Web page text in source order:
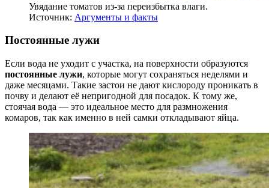
Увядание томатов из-за переизбытка влаги.
Источник: Аргументы и факты
Постоянные лужи
Если вода не уходит с участка, на поверхности образуются
постоянные лужи, которые могут сохраняться неделями и
даже месяцами. Такие застои не дают кислороду проникать в
почву и делают её непригодной для посадок. К тому же,
стоячая вода — это идеальное место для размножения
комаров, так как именно в ней самки откладывают яйца.